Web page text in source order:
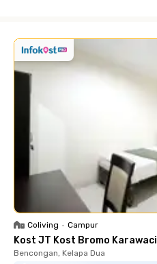
Coliving • Campur
Kost JT Kost Bromo Karawaci
Bencongan, Kelapa Dua